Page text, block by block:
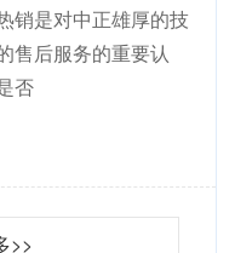
销是对中正雄厚的技
售后服务的重要认
否
>>